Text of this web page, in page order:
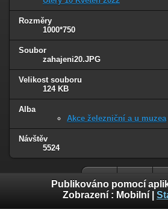
Rozměry
1000*750
Soubor
zahajeni20.JPG
Velikost souboru
124 KB
Alba
Akce železniční a u muzea
Návštěv
5524
Publikováno pomocí
Zobrazení : Mobilní